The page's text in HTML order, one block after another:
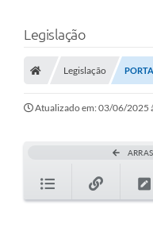
Legislação
Legislação
Atualizado em: 03/06/2025